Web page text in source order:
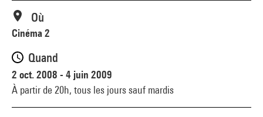
Où
Cinéma 2
Quand
2 oct. 2008 - 4 juin 2009
À partir de 20h, tous les jours sauf mardis